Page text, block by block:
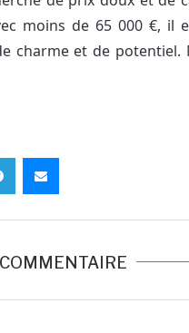
moins de 65 000 €, il
charme et de potentiel.